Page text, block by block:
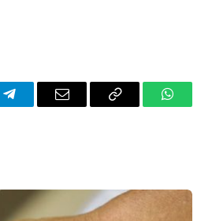
TelegramEmail
Copy